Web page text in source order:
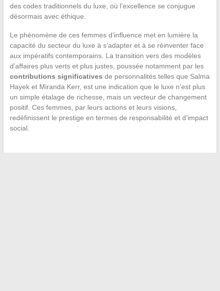
des codes traditionnels du luxe, où l’excellence se conjugue
désormais avec éthique.
Le phénomène de ces femmes d’influence met en lumière la
capacité du secteur du luxe à s’adapter et à se réinventer face
aux impératifs contemporains. La transition vers des modèles
d’affaires plus verts et plus justes, poussée notamment par les
contributions significatives de personnalités telles que Salma
Hayek et Miranda Kerr, est une indication que le luxe n’est plus
un simple étalage de richesse, mais un vecteur de changement
positif. Ces femmes, par leurs actions et leurs visions,
redéfinissent le prestige en termes de responsabilité et d’impact
social.